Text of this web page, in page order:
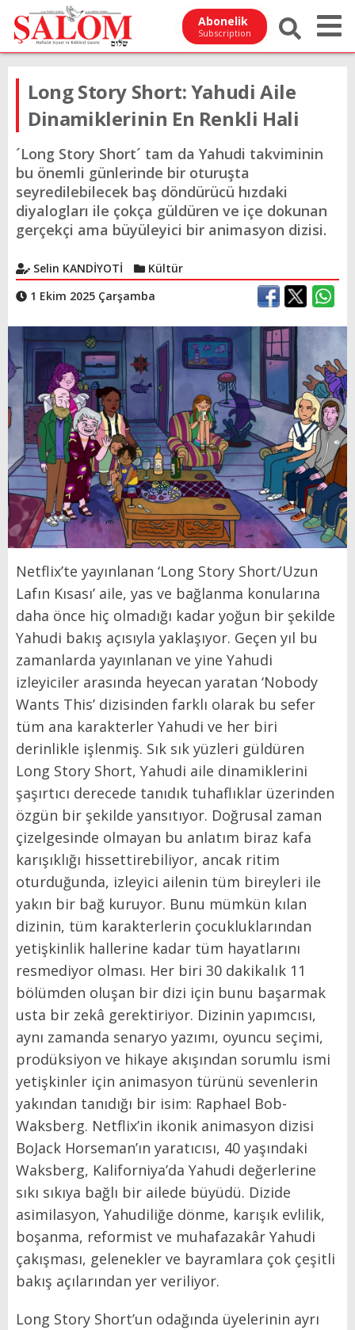
Abonelik
Subscription
Long Story Short: Yahudi Aile
Dinamiklerinin En Renkli Hali
´Long Story Short´ tam da Yahudi takviminin
bu önemli günlerinde bir oturuşta
seyredilebilecek baş döndürücü hızdaki
diyalogları ile çokça güldüren ve içe dokunan
gerçekçi ama büyüleyici bir animasyon dizisi.
Selin KANDİYOTİ
Kültür
1 Ekim 2025 Çarşamba
Netflix’te yayınlanan ‘Long Story Short/Uzun
Lafın Kısası’ aile, yas ve bağlanma konularına
daha önce hiç olmadığı kadar yoğun bir şekilde
Yahudi bakış açısıyla yaklaşıyor. Geçen yıl bu
zamanlarda yayınlanan ve yine Yahudi
izleyiciler arasında heyecan yaratan ‘Nobody
Wants This’ dizisinden farklı olarak bu sefer
tüm ana karakterler Yahudi ve her biri
derinlikle işlenmiş. Sık sık yüzleri güldüren
Long Story Short, Yahudi aile dinamiklerini
şaşırtıcı derecede tanıdık tuhaflıklar üzerinden
özgün bir şekilde yansıtıyor. Doğrusal zaman
çizelgesinde olmayan bu anlatım biraz kafa
karışıklığı hissettirebiliyor, ancak ritim
oturduğunda, izleyici ailenin tüm bireyleri ile
yakın bir bağ kuruyor. Bunu mümkün kılan
dizinin, tüm karakterlerin çocukluklarından
yetişkinlik hallerine kadar tüm hayatlarını
resmediyor olması. Her biri 30 dakikalık 11
bölümden oluşan bir dizi için bunu başarmak
usta bir zekâ gerektiriyor. Dizinin yapımcısı,
aynı zamanda senaryo yazımı, oyuncu seçimi,
prodüksiyon ve hikaye akışından sorumlu ismi
yetişkinler için animasyon türünü sevenlerin
yakından tanıdığı bir isim: Raphael Bob-
Waksberg. Netflix’in ikonik animasyon dizisi
BoJack Horseman’ın yaratıcısı, 40 yaşındaki
Waksberg, Kaliforniya’da Yahudi değerlerine
sıkı sıkıya bağlı bir ailede büyüdü. Dizide
asimilasyon, Yahudiliğe dönme, karışık evlilik,
boşanma, reformist ve muhafazakâr Yahudi
çakışması, gelenekler ve bayramlara çok çeşitli
bakış açılarından yer veriliyor.
Long Story Short’un odağında üyelerinin ayrı